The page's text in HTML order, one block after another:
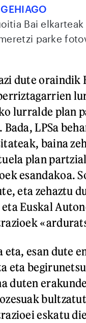
Bai
parke
dute oraindik
lurralde plan
LPSa
baina
plan
esandakoa.
eta zehaztu
Euskal
eta, esan dute
eta
duten
eskatu